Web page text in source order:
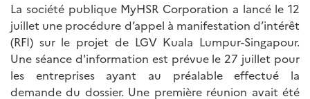
La société publique MyHSR Corporation a lancé le 12
juillet une procédure d’appel à manifestation d’intérêt
(RFI) sur le projet de LGV Kuala Lumpur-Singapour.
Une séance d'information est prévue le 27 juillet pour
les entreprises ayant au préalable effectué la
demande du dossier. Une première réunion avait été